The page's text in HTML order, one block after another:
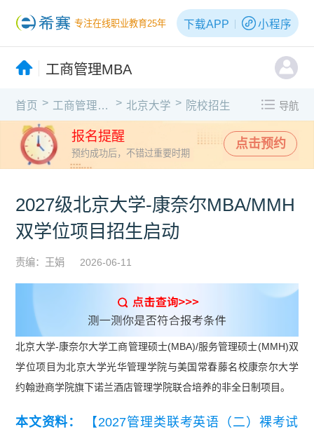
专注在线职业教育25年 下载APP 小程序
工商管理MBA
首页 > 工商管理MBA > 北京大学 > 院校招生 导航
报名提醒
预约成功后，不错过重要时期
点击预约
2027级北京大学-康奈尔MBA/MMH
双学位项目招生启动
责编：王娟 2026-06-11
北京大学-康奈尔大学工商管理硕士(MBA)/服务管理硕士(MMH)双
学位项目为北京大学光华管理学院与美国常春藤名校康奈尔大学
约翰逊商学院旗下诺兰酒店管理学院联合培养的非全日制项目。
本文资料：
【2027管理类联考英语（二）裸考试